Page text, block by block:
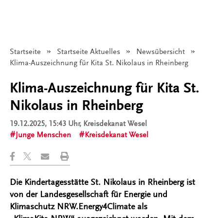
Startseite Startseite Aktuelles
Newsübersicht
Angezeigt:
Klima-Auszeichnung für Kita St. Nikolaus in Rheinberg
Klima-Auszeichnung für Kita St.
Nikolaus in Rheinberg
19.12.2025, 15:43 Uhr, Kreisdekanat Wesel
Junge Menschen
Kreisdekanat Wesel
Die Kindertagesstätte St. Nikolaus in Rheinberg ist
von der Landesgesellschaft für Energie und
Klimaschutz NRW.Energy4Climate als